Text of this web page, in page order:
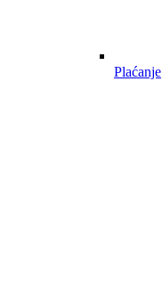
Plaćanje